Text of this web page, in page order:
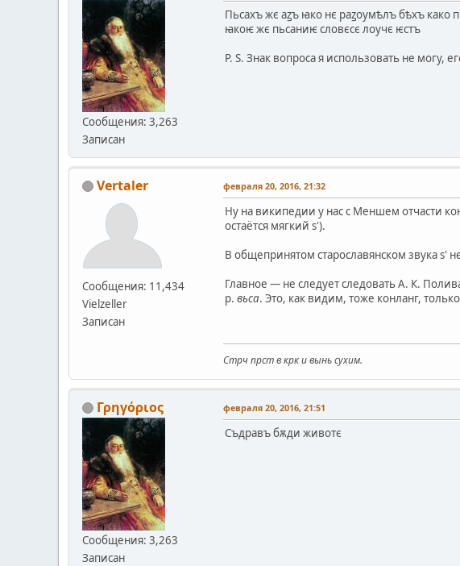
Сообщения: 3,263
Записан
Пьсахъ жє аꙁъ ꙗко нє раꙁоумѣлъ бѣхъ како
ꙗкоѥ жє пьсаниѥ словєсє лоучє ѥстъ
P. S. Знак вопроса я использовать не могу,
Vertaler
Сообщения: 11,434
Vielzeller
Записан
февраля 20, 2016, 21:32
Ну на википедии у нас с Меншем отчасти
остаётся мягкий s').
В общепринятом старославянском звука s'
Главное — не следует следовать А. К.
р. вьса. Это, как видим, тоже конланг,
Стрч прст в крк и вынь сухим.
Γρηγόριος
Сообщения: 3,263
Записан
февраля 20, 2016, 21:51
Съдравъ бѫди животє